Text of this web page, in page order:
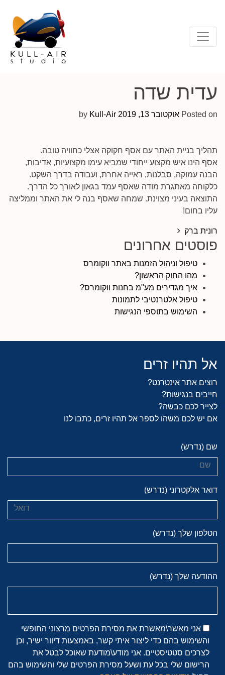
עדית שדה
Posted on אוקטובר 13, 2019 Kull-Air
תהליך בניית האתר עם אסף חקוקה אצלי כחוויה טובה.
אסף הינו איש מקצוע ייחודי שמביא עימו מקצועיות, אדיבות,
הבנה עמוקה, סבלנות, ראייה אחרת, ועבודה בדרך השקט.
כלקוחה מאתגרת מודה שאסף עמד בגאון לאורך כל הדרך.
התוצאה בעיני מצוינת. שמחה שאסף בנה לי את האתר וממליצה
עליו בחום!
ניווט בפרסומים
רונית ברק
פוסטים אחרונים
טיפול וניהול הזמנות באתר ווקומרס
מהו החוק הראשון?
איך מגדירים מע"מ בחנות ווקומרס?
טיפול אלטרנטיבי לתמונות
השימוש בתוספי הנגישות
אל תהיו זרים
רוצים אתר אינטרנט?
חייבים בנגישות?
לצייר לכם כבשה?
אם יש לכם משהו לספר אל תהיו זרים, כתבו לנו
שם (נדרש)
דואר אלקטרוני (נדרש)
הטלפון שלך (נדרש)
ההודעה שלך (נדרש)
אני מאשר\מאשרת את מסירת הפרטים מרצוני החופשי
והשימוש בהם כדי ליצור איתי קשר, באמצעות דיוור ישיר, וכן
לצרכים סטטיסטיים. אני מודע\מודעת שאוכל לבטל את
הרישום שלי בכל עת ושעל מסירת הפרטים שלי והשימוש בהם